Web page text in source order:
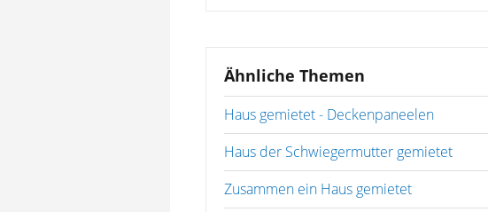
Ähnliche Themen
Haus gemietet - Deckenpaneelen
Haus der Schwiegermutter gemietet
Zusammen ein Haus gemietet